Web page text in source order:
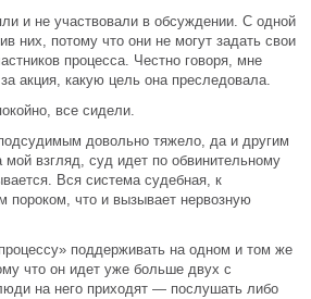
и не участвовали в обсуждении. С одной
них, потому что они не могут задать свои
процесса. Честно говоря, мне
акция, какую цель она преследовала.
все сидели.
довольно тяжело, да и другим
мой взгляд, суд идет по обвинительному
Вся система судебная, к
пороком, что и вызывает нервозную
поддерживать на одном и том же
что он идет уже больше двух с
на него приходят — послушать либо